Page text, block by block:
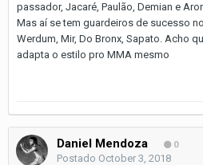
passador, Jacaré, Paulão, Demian e
Mas aí se tem guardeiros de sucesso
Werdum, Mir, Do Bronx, Sapato. Acho
adapta o estilo pro MMA mesmo
Daniel Mendoza 0
Postado October 3, 2018